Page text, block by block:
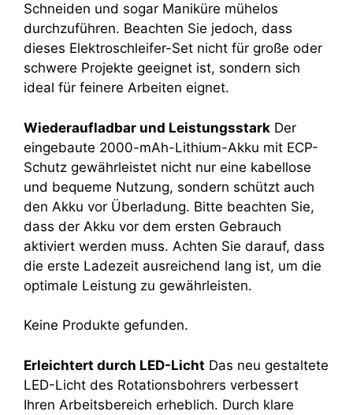
Schneiden und sogar Maniküre mühelos
durchzuführen. Beachten Sie jedoch, dass
dieses Elektroschleifer-Set nicht für große oder
schwere Projekte geeignet ist, sondern sich
ideal für feinere Arbeiten eignet.
Wiederaufladbar und Leistungsstark Der
eingebaute 2000-mAh-Lithium-Akku mit ECP-
Schutz gewährleistet nicht nur eine kabellose
und bequeme Nutzung, sondern schützt auch
den Akku vor Überladung. Bitte beachten Sie,
dass der Akku vor dem ersten Gebrauch
aktiviert werden muss. Achten Sie darauf, dass
die erste Ladezeit ausreichend lang ist, um die
optimale Leistung zu gewährleisten.
Keine Produkte gefunden.
Erleichtert durch LED-Licht Das neu gestaltete
LED-Licht des Rotationsbohrers verbessert
Ihren Arbeitsbereich erheblich. Durch klare